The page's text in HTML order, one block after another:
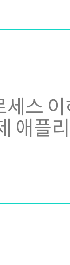
세스
애플